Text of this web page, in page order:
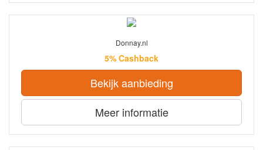
Donnay.nl
5% Cashback
Bekijk aanbieding
Meer informatie